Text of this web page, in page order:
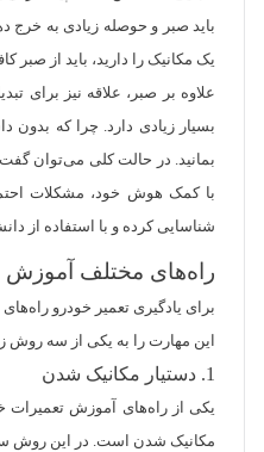
باید صبر و حوصله زیادی به خرج
یک مکانیک را دارید، باید از صبر
علاوه بر صبر، علاقه نیز برای
بسیار زیادی دارد. چرا که بدون
بمانید. در حالت کلی می‌توان
با کمک هوش خود، مشکلات
شناسایی کرده و با استفاده از
راه‌های مختلف آموزش
برای یادگیری تعمیر خودرو
این مهارت را به یکی از سه روش
1. دستیار مکانیک شدن
یکی از راه‌های آموزش تعمیرات
مکانیک شدن است. در این روش